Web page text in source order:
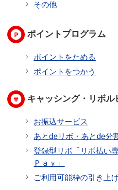
その他
ポイントプログラム
ポイントをためる
ポイントをつかう
キャッシング・リボル
お振込サービス
あとdeリボ・あとde分
登録型リボ「リボ払い
Ｐａｙ」
ご利用可能枠の引き上げ